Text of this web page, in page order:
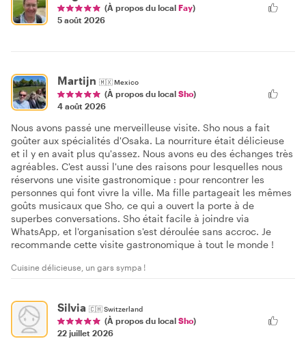
(À propos du local Fay)
5 août 2026
Martijn 🇲🇽Mexico
(À propos du local Sho)
4 août 2026
Nous avons passé une merveilleuse visite. Sho nous a fait
goûter aux spécialités d'Osaka. La nourriture était délicieuse
et il y en avait plus qu'assez. Nous avons eu des échanges très
agréables. C'est aussi l'une des raisons pour lesquelles nous
réservons une visite gastronomique : pour rencontrer les
personnes qui font vivre la ville. Ma fille partageait les mêmes
goûts musicaux que Sho, ce qui a ouvert la porte à de
superbes conversations. Sho était facile à joindre via
WhatsApp, et l'organisation s'est déroulée sans accroc. Je
recommande cette visite gastronomique à tout le monde !
Cuisine délicieuse, un gars sympa !
Silvia 🇨🇭Switzerland
(À propos du local Sho)
22 juillet 2026